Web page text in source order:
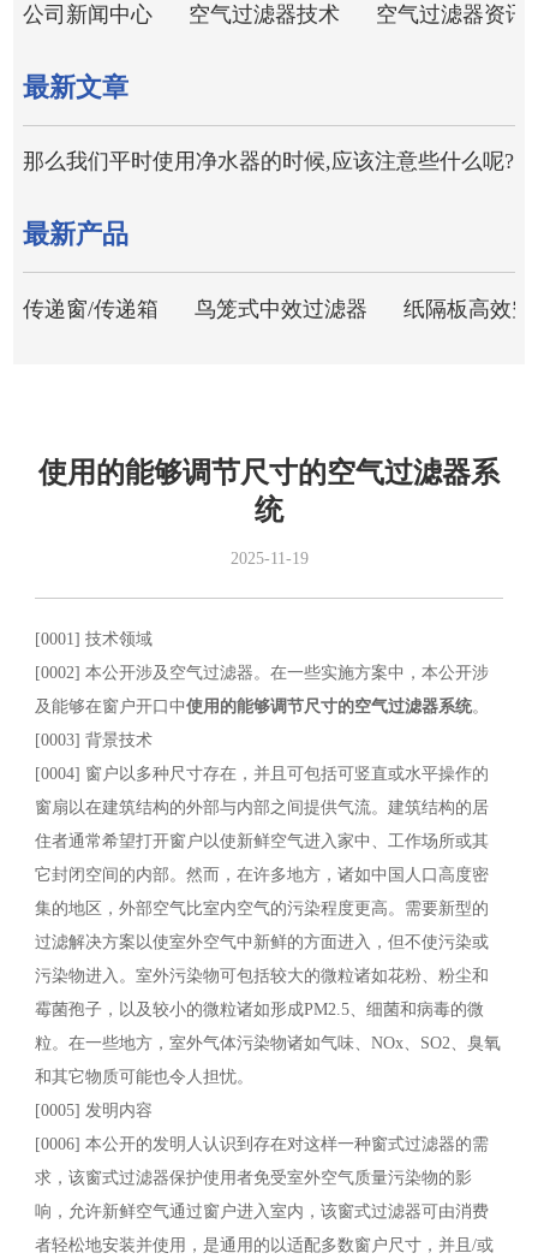
公司新闻中心 空气过滤器技术 空气过滤器资讯
最新文章
那么我们平时使用净水器的时候,应该注意些什么呢?
最新产品
传递窗/传递箱 鸟笼式中效过滤器 纸隔板高效
使用的能够调节尺寸的空气过滤器系
统
2025-11-19
[0001] 技术领域
[0002] 本公开涉及空气过滤器。在一些实施方案中，本公开涉
及能够在窗户开口中使用的能够调节尺寸的空气过滤器系统。
[0003] 背景技术
[0004] 窗户以多种尺寸存在，并且可包括可竖直或水平操作的
窗扇以在建筑结构的外部与内部之间提供气流。建筑结构的居
住者通常希望打开窗户以使新鲜空气进入家中、工作场所或其
它封闭空间的内部。然而，在许多地方，诸如中国人口高度密
集的地区，外部空气比室内空气的污染程度更高。需要新型的
过滤解决方案以使室外空气中新鲜的方面进入，但不使污染或
污染物进入。室外污染物可包括较大的微粒诸如花粉、粉尘和
霉菌孢子，以及较小的微粒诸如形成PM2.5、细菌和病毒的微
粒。在一些地方，室外气体污染物诸如气味、NOx、SO2、臭氧
和其它物质可能也令人担忧。
[0005] 发明内容
[0006] 本公开的发明人认识到存在对这样一种窗式过滤器的需
求，该窗式过滤器保护使用者免受室外空气质量污染物的影
响，允许新鲜空气通过窗户进入室内，该窗式过滤器可由消费
者轻松地安装并使用，是通用的以适配多数窗户尺寸，并且/或